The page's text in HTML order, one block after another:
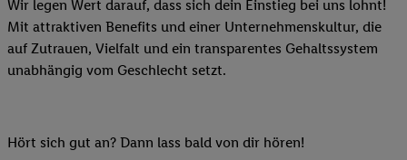
Wir legen Wert darauf, dass sich dein Einstieg bei uns lohnt!
Mit attraktiven Benefits und einer Unternehmenskultur, die
auf Zutrauen, Vielfalt und ein transparentes Gehaltssystem
unabhängig vom Geschlecht setzt.
Hört sich gut an? Dann lass bald von dir hören!